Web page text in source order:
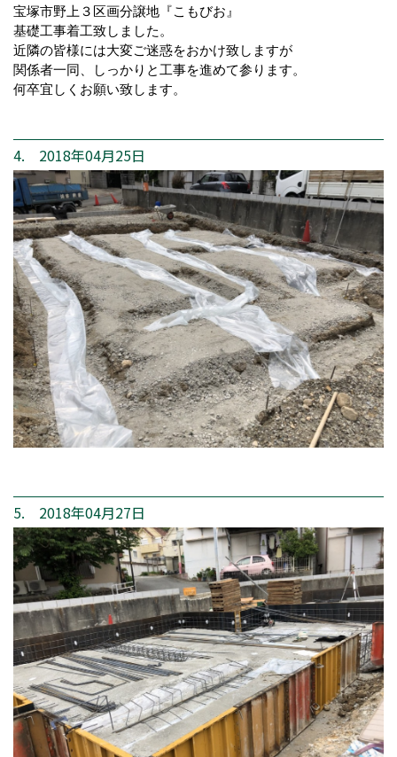
宝塚市野上３区画分譲地『こもびお』
基礎工事着工致しました。
近隣の皆様には大変ご迷惑をおかけ致しますが
関係者一同、しっかりと工事を進めて参ります。
何卒宜しくお願い致します。
4. 2018年04月25日
5. 2018年04月27日